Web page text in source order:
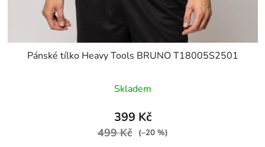
Pánské tílko Heavy Tools BRUNO T18005S2501
Skladem
399 Kč
499 Kč (–20 %)